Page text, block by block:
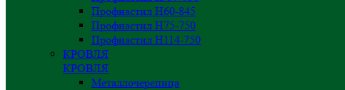
Профнастил Н60-845
Профнастил Н75-750
Профнастил Н114-750
КРОВЛЯ
КРОВЛЯ
Металлочерепица